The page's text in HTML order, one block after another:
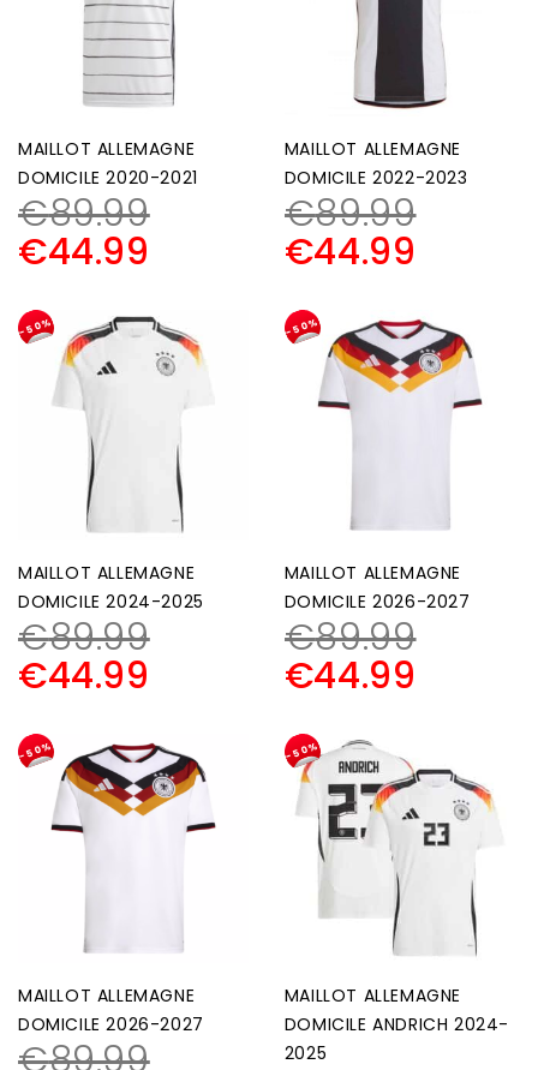
MAILLOT ALLEMAGNE
DOMICILE 2020-2021
€89.99
€44.99
MAILLOT ALLEMAGNE
DOMICILE 2022-2023
€89.99
€44.99
-50%
MAILLOT ALLEMAGNE
DOMICILE 2024-2025
€89.99
€44.99
-50%
MAILLOT ALLEMAGNE
DOMICILE 2026-2027
€89.99
€44.99
-50%
MAILLOT ALLEMAGNE
DOMICILE 2026-2027
-50%
MAILLOT ALLEMAGNE
DOMICILE ANDRICH 2024-
2025